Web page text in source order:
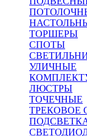
ТОРШЕРЫ
СПОТЫ
УЛИЧНЫЕ
ЛЮСТРЫ
ТОЧЕЧНЫЕ
ТРЕКОВОЕ